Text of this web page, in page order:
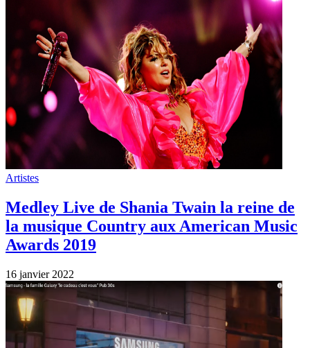
Musique de pub
Musique Pub Samsung La famille Galaxy
“I Want It That Way” Backstreet Boys
19 novembre 2021